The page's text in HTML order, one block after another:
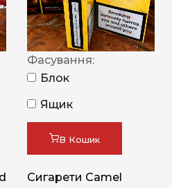
Фасування:
Блок
Ящик
В Кошик
Сигарети Camel